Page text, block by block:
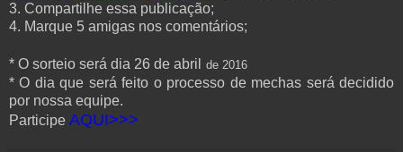
3. Compartilhe essa publicação;
4. Marque 5 amigas nos comentários;
* O sorteio será dia 26 de abril de 2016
* O dia que será feito o processo de mechas será decidido
por nossa equipe.
Participe AQUI>>>